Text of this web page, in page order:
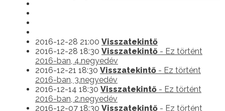
2016-12-28 21:00 Visszatekintő
2016-12-28 18:30 Visszatekintő - Ez történt
2016-ban, 4.negyedév
2016-12-21 18:30 Visszatekintő - Ez történt
2016-ban, 3.negyedév
2016-12-14 18:30 Visszatekintő - Ez történt
2016-ban, 2.negyedév
2016-12-07 18:30 Visszatekintő - Ez történt